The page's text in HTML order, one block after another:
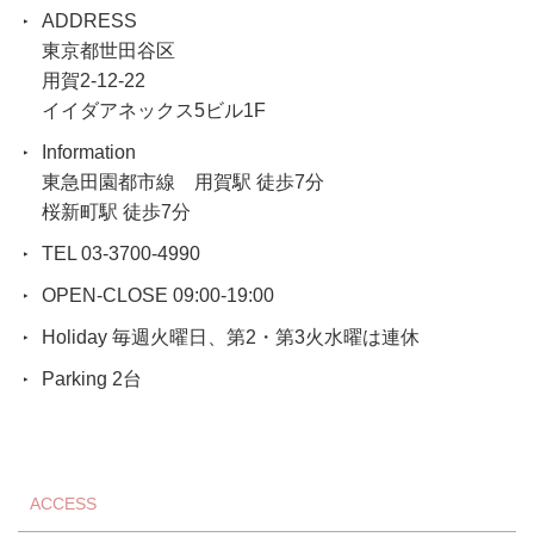
ADDRESS
東京都世田谷区
用賀2-12-22
イイダアネックス5ビル1F
Information
東急田園都市線 用賀駅 徒歩7分
桜新町駅 徒歩7分
TEL 03-3700-4990
OPEN-CLOSE 09:00-19:00
Holiday 毎週火曜日、第2・第3火水曜は連休
Parking 2台
ACCESS